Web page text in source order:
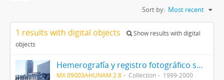
Sort by: Most recent
1 results with digital objects
Show results with digital
objects
Hemerografía y registro fotográfico sobre el conflicto universitario de 1999-2000
MX 09003AHUNAM 2.8 Collection 1999-2000